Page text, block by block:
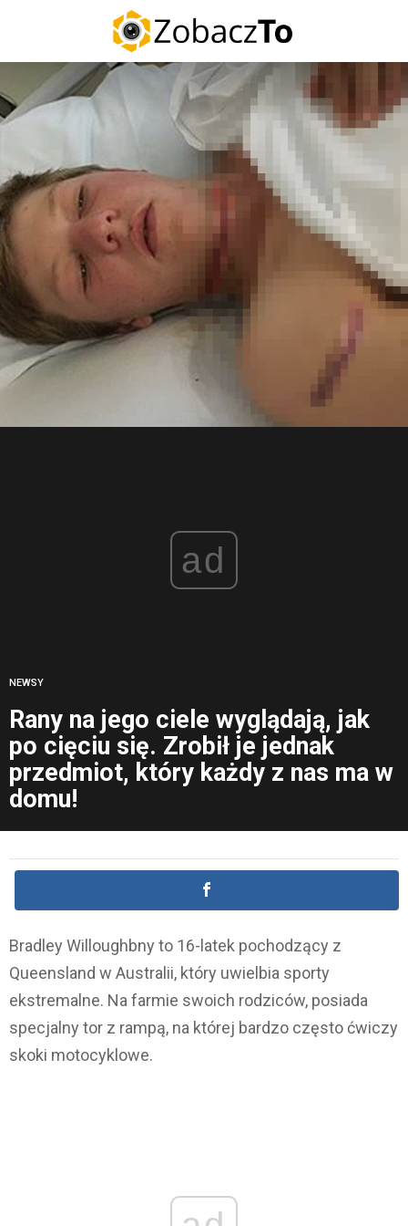
ad
NEWSY
Rany na jego ciele wyglądają, jak
po cięciu się. Zrobił je jednak
przedmiot, który każdy z nas ma w
domu!
Bradley Willoughbny to 16-latek pochodzący z
Queensland w Australii, który uwielbia sporty
ekstremalne. Na farmie swoich rodziców, posiada
specjalny tor z rampą, na której bardzo często ćwiczy
skoki motocyklowe.